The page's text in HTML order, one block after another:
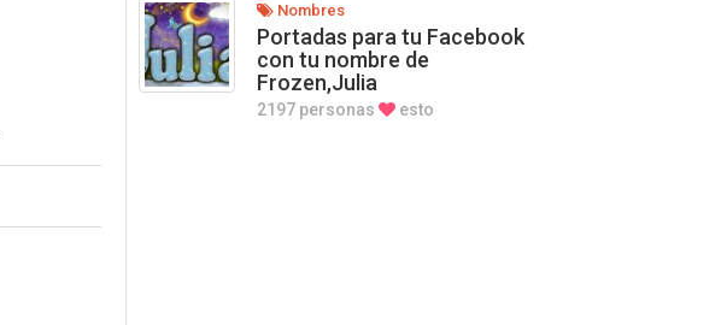
Nombres
Portadas para tu Facebook
con tu nombre de
Frozen,Julia
2197 personas esto